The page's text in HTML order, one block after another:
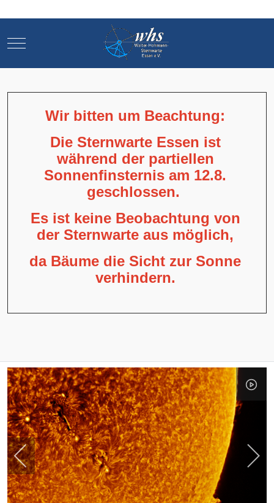
Mobile Menu Toggle
Wir bitten um Beachtung:
Die Sternwarte Essen ist
während der partiellen
Sonnenfinsternis am 12.8.
geschlossen.
Es ist keine Beobachtung von
der Sternwarte aus möglich,
da Bäume die Sicht zur Sonne
verhindern.